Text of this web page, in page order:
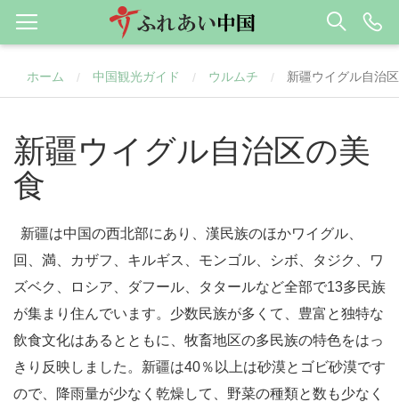
ホーム / 中国観光ガイド / ウルムチ / 新疆ウイグル自治
新疆ウイグル自治区の美
食
新疆は中国の西北部にあり、漢民族のほかワイグル、
回、満、カザフ、キルギス、モンゴル、シボ、タジク、ワ
ズベク、ロシア、ダフール、タタールなど全部で13多民族
が集まり住んでいます。少数民族が多くて、豊富と独特な
飲食文化はあるとともに、牧畜地区の多民族の特色をはっ
きり反映しました。新疆は40％以上は砂漠とゴビ砂漠です
ので、降雨量が少なく乾燥して、野菜の種類と数も少なく